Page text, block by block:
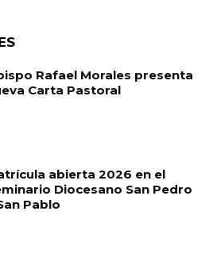
Rafael Morales presenta
Carta Pastoral
abierta 2026 en el
Diocesano San Pedro
Pablo